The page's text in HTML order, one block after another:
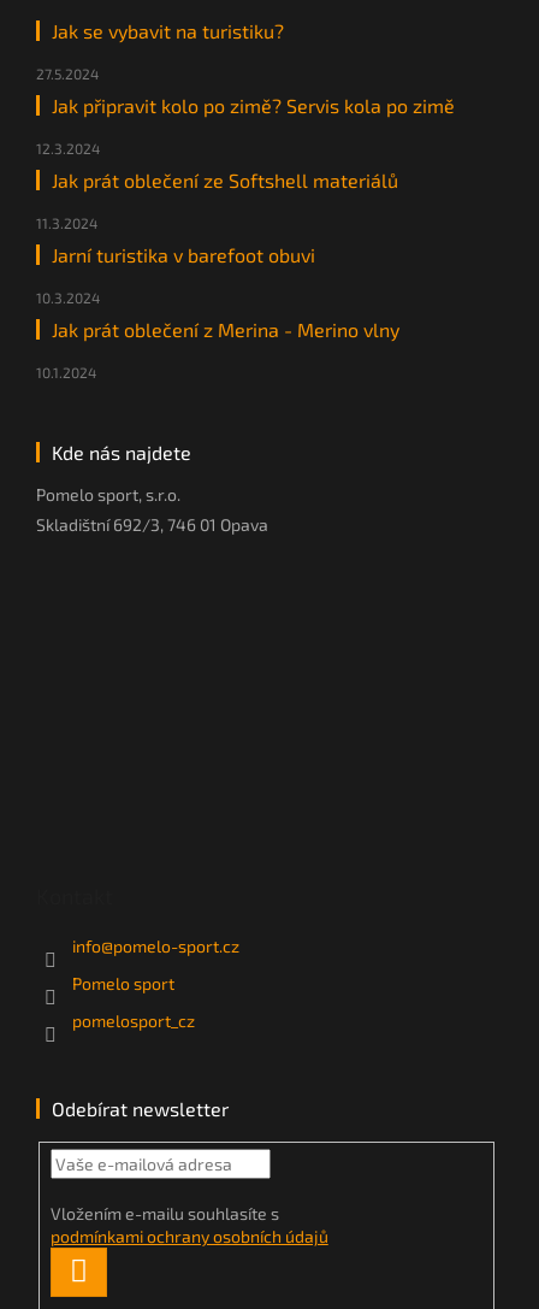
Jak se vybavit na turistiku?
27.5.2024
Jak připravit kolo po zimě? Servis kola po zimě
12.3.2024
Jak prát oblečení ze Softshell materiálů
11.3.2024
Jarní turistika v barefoot obuvi
10.3.2024
Jak prát oblečení z Merina - Merino vlny
10.1.2024
Kde nás najdete
Pomelo sport, s.r.o.
Skladištní 692/3, 746 01 Opava
info@pomelo-sport.cz
Pomelo sport
pomelosport_cz
Odebírat newsletter
Vložením e-mailu souhlasíte s
podmínkami ochrany osobních údajů
SE